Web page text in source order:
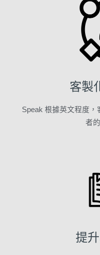
客製
Speak 根據英文程度
者
提